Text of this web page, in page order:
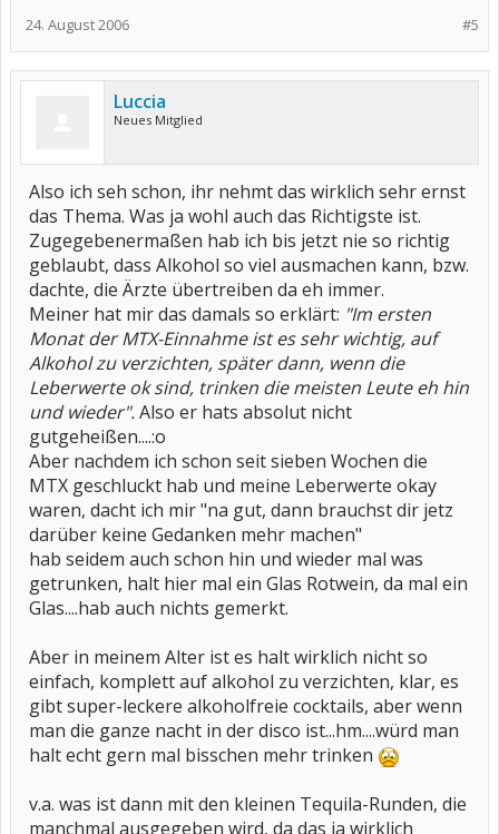
#5
24. August 2006
Luccia
Neues Mitglied
Also ich seh schon, ihr nehmt das wirklich sehr ernst
das Thema. Was ja wohl auch das Richtigste ist.
Zugegebenermaßen hab ich bis jetzt nie so richtig
geblaubt, dass Alkohol so viel ausmachen kann, bzw.
dachte, die Ärzte übertreiben da eh immer.
Meiner hat mir das damals so erklärt: "Im ersten
Monat der MTX-Einnahme ist es sehr wichtig, auf
Alkohol zu verzichten, später dann, wenn die
Leberwerte ok sind, trinken die meisten Leute eh hin
und wieder".Also er hats absolut nicht
gutgeheißen....:o
Aber nachdem ich schon seit sieben Wochen die
MTX geschluckt hab und meine Leberwerte okay
waren, dacht ich mir "na gut, dann brauchst dir jetz
darüber keine Gedanken mehr machen"
hab seidem auch schon hin und wieder mal was
getrunken, halt hier mal ein Glas Rotwein, da mal ein
Glas....hab auch nichts gemerkt.
Aber in meinem Alter ist es halt wirklich nicht so
einfach, komplett auf alkohol zu verzichten, klar, es
gibt super-leckere alkoholfreie cocktails, aber wenn
man die ganze nacht in der disco ist...hm....würd man
halt echt gern mal bisschen mehr trinken
v.a. was ist dann mit den kleinen Tequila-Runden, die
manchmal ausgegeben wird, da das ja wirklich